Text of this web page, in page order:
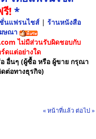
! *
นแฟรนไชส์ | ร้านหนังสือ
ษณา
ไม่มีส่วนรับผิดชอบกับ
ดแต่อย่างใด
อื่นๆ (ผู้ซื้อ หรือ ผู้ขาย กรุณา
ต่อทางธุรกิจ)
« หน้าที่แล้ว ต่อไป »